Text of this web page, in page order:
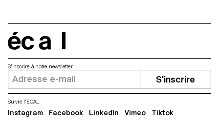
S'inscrire à notre newsletter
S'inscrire
Suivre l'ECAL
Instagram Facebook LinkedIn Vimeo Tiktok